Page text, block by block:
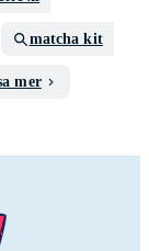
matcha kit
mer